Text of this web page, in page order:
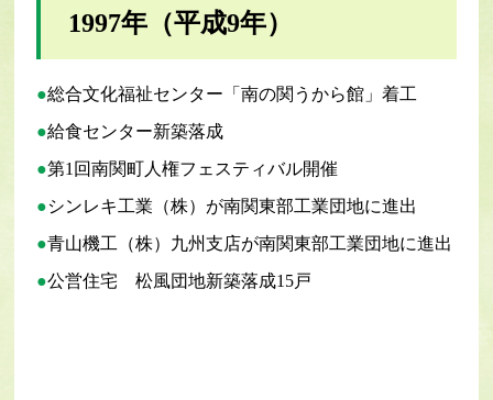
1997年（平成9年）
総合文化福祉センター「南の関うから館」着工
給食センター新築落成
第1回南関町人権フェスティバル開催
シンレキ工業（株）が南関東部工業団地に進出
青山機工（株）九州支店が南関東部工業団地に進出
公営住宅 松風団地新築落成15戸